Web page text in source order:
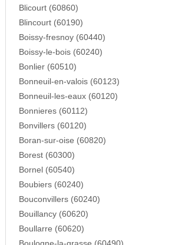
Blicourt (60860)
Blincourt (60190)
Boissy-fresnoy (60440)
Boissy-le-bois (60240)
Bonlier (60510)
Bonneuil-en-valois (60123)
Bonneuil-les-eaux (60120)
Bonnieres (60112)
Bonvillers (60120)
Boran-sur-oise (60820)
Borest (60300)
Bornel (60540)
Boubiers (60240)
Bouconvillers (60240)
Bouillancy (60620)
Boullarre (60620)